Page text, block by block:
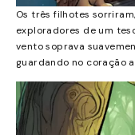
Os três filhotes
exploradores de um
vento soprava
guardando no coração